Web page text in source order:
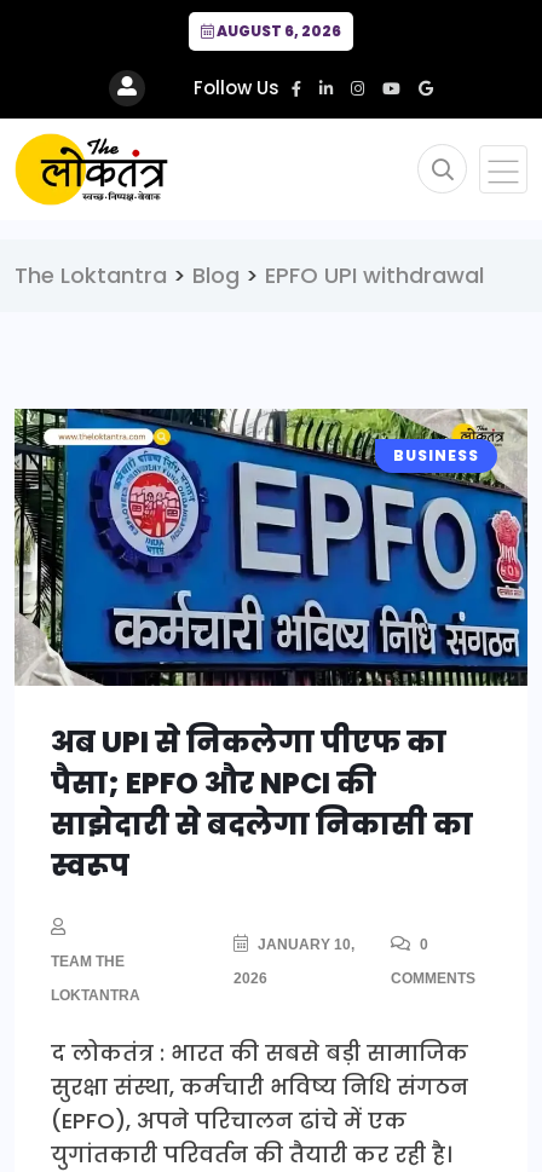
AUGUST 6, 2026
Follow Us
The Loktantra > Blog > EPFO UPI withdrawal
BUSINESS
अब UPI से निकलेगा पीएफ का
पैसा; EPFO और NPCI की
साझेदारी से बदलेगा निकासी का
स्वरूप
TEAM THE
LOKTANTRA
JANUARY 10,
2026
0
COMMENTS
द लोकतंत्र : भारत की सबसे बड़ी सामाजिक
सुरक्षा संस्था, कर्मचारी भविष्य निधि संगठन
(EPFO), अपने परिचालन ढांचे में एक
युगांतकारी परिवर्तन की तैयारी कर रही है।